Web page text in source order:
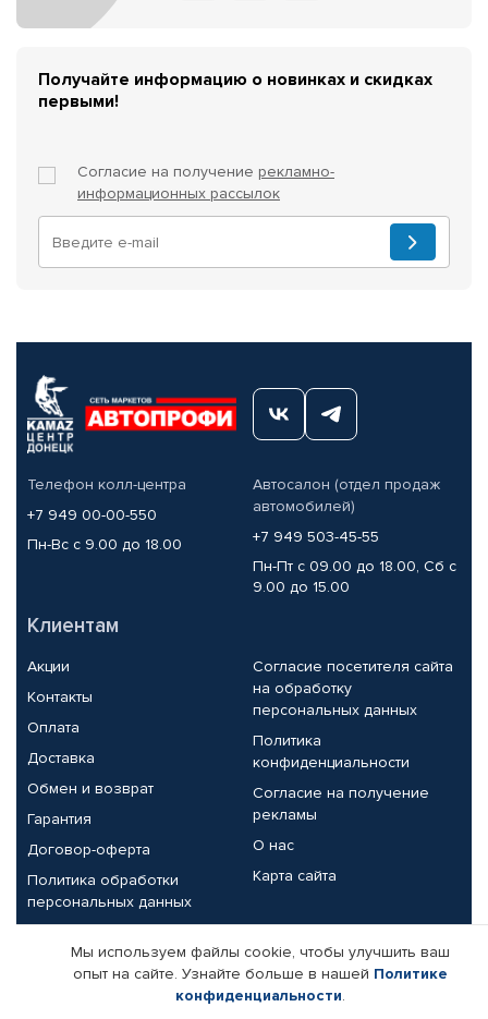
Получайте информацию о новинках и скидках
первыми!
Согласие на получение рекламно-
информационных рассылок
Телефон колл-центра
+7 949 00-00-550
Пн-Вс с 9.00 до 18.00
Автосалон (отдел продаж
автомобилей)
+7 949 503-45-55
Пн-Пт с 09.00 до 18.00, Сб с
9.00 до 15.00
Клиентам
Акции
Контакты
Оплата
Доставка
Обмен и возврат
Гарантия
Договор-оферта
Политика обработки
персональных данных
Согласие посетителя сайта
на обработку
персональных данных
Политика
конфиденциальности
Согласие на получение
рекламы
О нас
Карта сайта
Партнерам
Корпоративным клиентам
Реквизиты компании
Мы используем файлы cookie, чтобы улучшить ваш
опыт на сайте. Узнайте больше в нашей Политике
конфиденциальности.